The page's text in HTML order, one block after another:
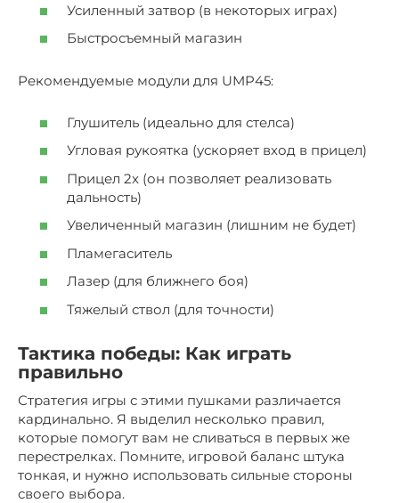
Усиленный затвор (в некоторых играх)
Быстросъемный магазин
Рекомендуемые модули для UMP45:
Глушитель (идеально для стелса)
Угловая рукоятка (ускоряет вход в прицел)
Прицел 2x (он позволяет реализовать
дальность)
Увеличенный магазин (лишним не будет)
Пламегаситель
Лазер (для ближнего боя)
Тяжелый ствол (для точности)
Тактика победы: Как играть
правильно
Стратегия игры с этими пушками различается
кардинально. Я выделил несколько правил,
которые помогут вам не сливаться в первых же
перестрелках. Помните, игровой баланс штука
тонкая, и нужно использовать сильные стороны
своего выбора.